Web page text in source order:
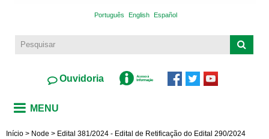
Português English Español
Ouvidoria
MENU
Início > Node > Edital 381/2024 - Edital de Retificação do Edital 290/2024